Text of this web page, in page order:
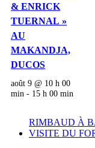
& ENRICK
TUERNAL »
AU
MAKANDJA,
DUCOS
août 9 @ 10 h 00
min - 15 h 00 min
RIMBAUD À
VISITE DU